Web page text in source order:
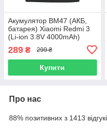
Акумулятор BM47 (АКБ,
батарея) Xiaomi Redmi 3
(Li-ion 3.8V 4000mAh)
289 ₴ 299 ₴
Купити
Про нас
88% позитивних з 1413